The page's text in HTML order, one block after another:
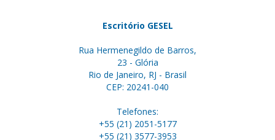
Escritório GESEL
Rua Hermenegildo de Barros,
23 - Glória
Rio de Janeiro, RJ - Brasil
CEP: 20241-040
Telefones:
+55 (21) 2051-5177
+55 (21) 3577-3953